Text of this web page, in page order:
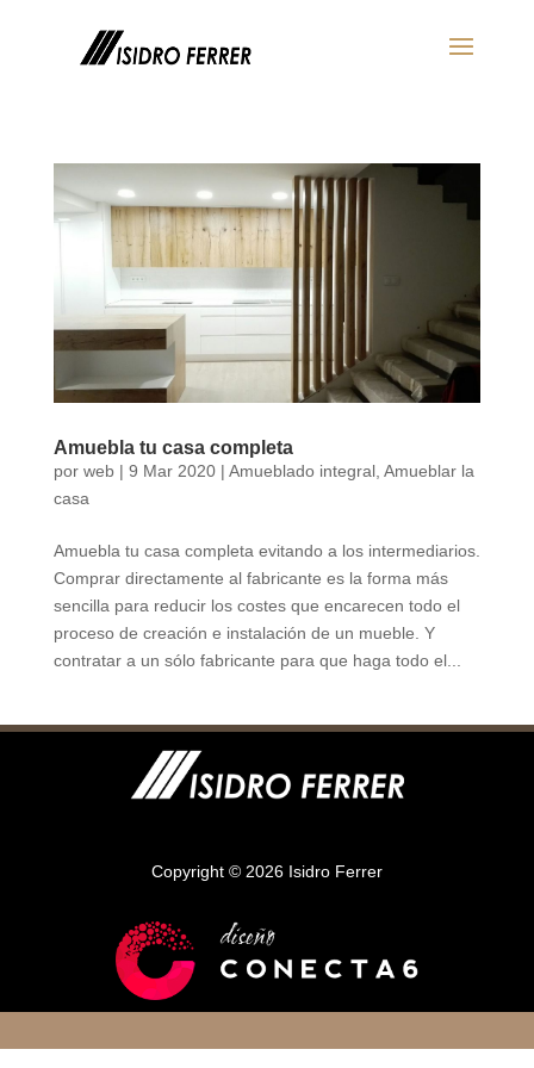
Amuebla tu casa completa
por web| 9 Mar 2020| Amueblado integral, Amueblar la
casa
Amuebla tu casa completa evitando a los intermediarios.
Comprar directamente al fabricante es la forma más
sencilla para reducir los costes que encarecen todo el
proceso de creación e instalación de un mueble. Y
contratar a un sólo fabricante para que haga todo el...
Copyright © 2026 Isidro Ferrer